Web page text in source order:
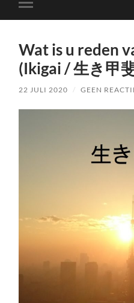
Toggle
mobiel
Wat is u reden
(Ikigai / 生き甲
22 JULI 2020 / GEEN